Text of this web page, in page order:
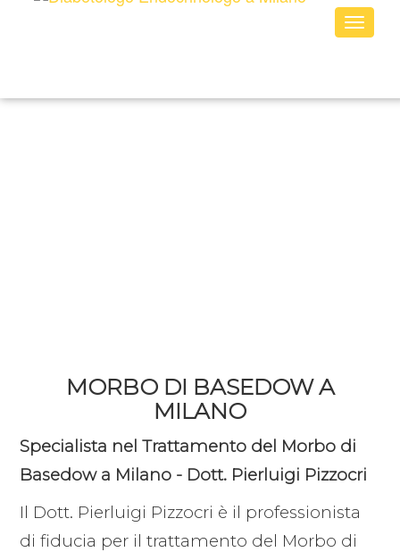
Toggle
MORBO DI BASEDOW A
MILANO
Specialista nel Trattamento del Morbo di
Basedow a Milano - Dott. Pierluigi Pizzocri
Il Dott. Pierluigi Pizzocri è il professionista
di fiducia per il trattamento del Morbo di